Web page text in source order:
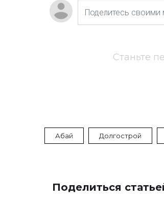
Станьте
Абай Долгострой
Поделиться